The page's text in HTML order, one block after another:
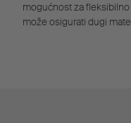
mogućnost za
može osigurati dugi